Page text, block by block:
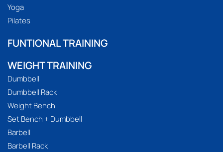
Yoga
Pilates
FUNTIONAL TRAINING
WEIGHT TRAINING
Dumbbell
Dumbbell Rack
Weight Bench
Set Bench + Dumbbell
Barbell
Barbell Rack